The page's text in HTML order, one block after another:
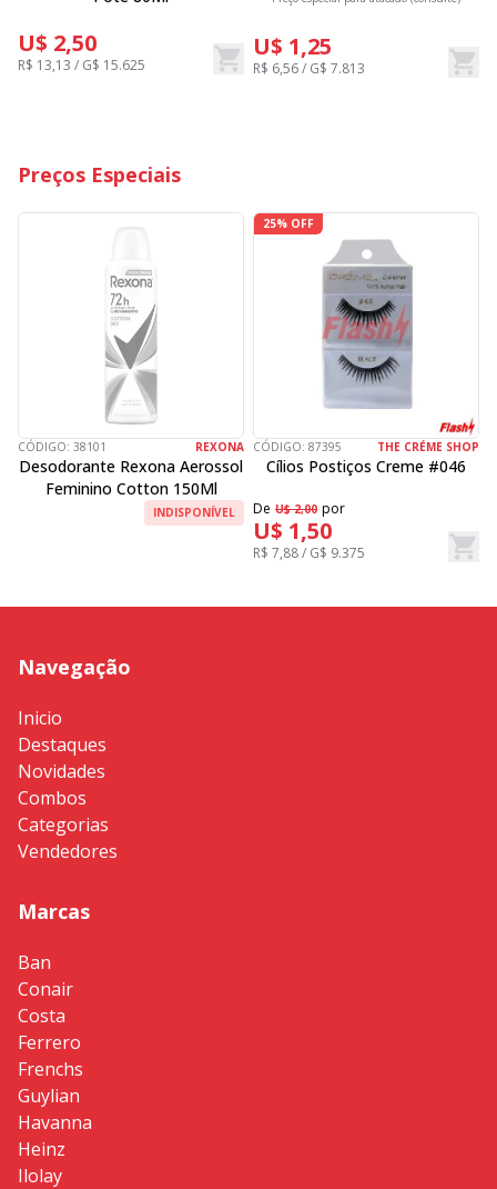
U$ 2,50
R$ 13,13 / G$ 15.625
U$ 1,25
R$ 6,56 / G$ 7.813
Preços Especiais
CÓDIGO: 38101 REXONA
Desodorante Rexona Aerossol
Feminino Cotton 150Ml
INDISPONÍVEL
25% OFF
CÓDIGO: 87395 THE CRÉME SHOP
Cílios Postiços Creme #046
De U$ 2,00 por
U$ 1,50
R$ 7,88 / G$ 9.375
Navegação
Inicio
Destaques
Novidades
Combos
Categorias
Vendedores
Marcas
Ban
Conair
Costa
Ferrero
Frenchs
Guylian
Havanna
Heinz
Ilolay